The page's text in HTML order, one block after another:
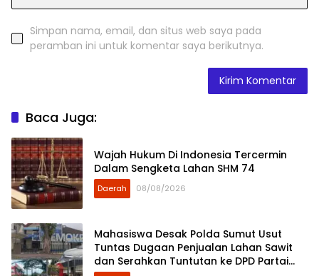
Simpan nama, email, dan situs web saya pada
peramban ini untuk komentar saya berikutnya.
Baca Juga:
Wajah Hukum Di Indonesia Tercermin
Dalam Sengketa Lahan SHM 74
Daerah 08/08/2026
Mahasiswa Desak Polda Sumut Usut
Tuntas Dugaan Penjualan Lahan Sawit
dan Serahkan Tuntutan ke DPD Partai